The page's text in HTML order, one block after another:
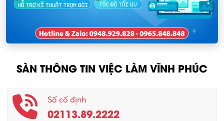
SÀN THÔNG TIN VIỆC LÀM VĨNH PHÚC
Số cố định
02113.89.2222